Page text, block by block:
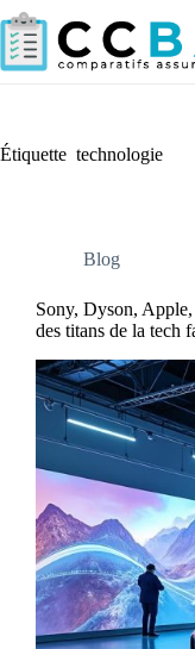
Passer
au
contenu
Étiquette technologie
Blog
Sony, Dyson,
des titans de la tech